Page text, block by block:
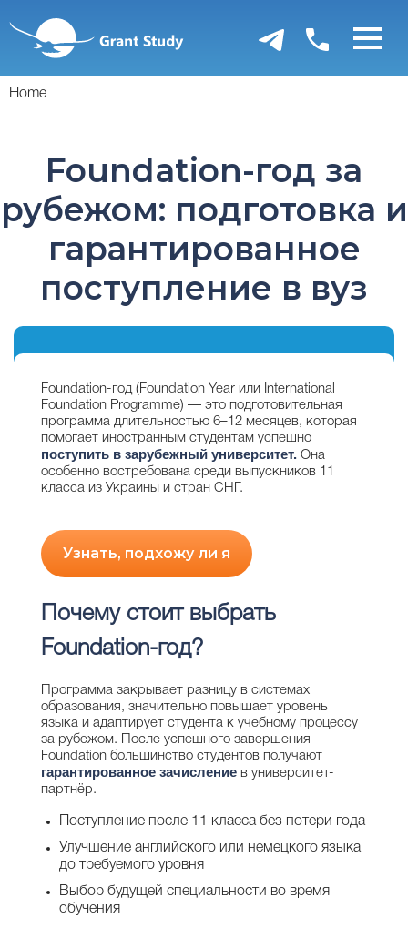
основному
содержанию
Home
Foundation-год за
рубежом: подготовка и
гарантированное
поступление в вуз
Foundation-год (Foundation Year или International
Foundation Programme) — это подготовительная
программа длительностью 6–12 месяцев, которая
помогает иностранным студентам успешно
поступить в зарубежный университет. Она
особенно востребована среди выпускников 11
класса из Украины и стран СНГ.
Узнать, подхожу ли я
Почему стоит выбрать
Foundation-год?
Программа закрывает разницу в системах
образования, значительно повышает уровень
языка и адаптирует студента к учебному процессу
за рубежом. После успешного завершения
Foundation большинство студентов получают
гарантированное зачисление в университет-
партнёр.
Поступление после 11 класса без потери года
Улучшение английского или немецкого языка
до требуемого уровня
Выбор будущей специальности во время
обучения